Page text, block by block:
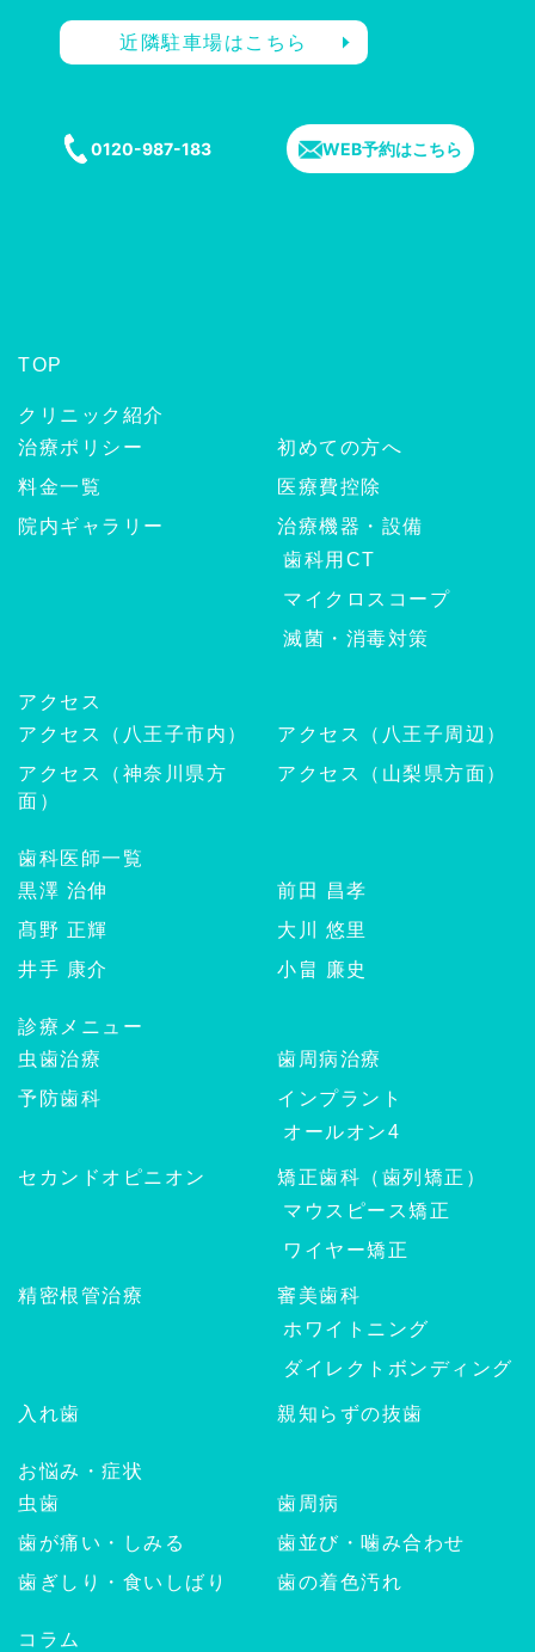
近隣駐車場はこちら
0120-987-183 WEB予約はこちら
TOP
クリニック紹介
治療ポリシー
初めての方へ
料金一覧
医療費控除
院内ギャラリー
治療機器・設備
歯科用CT
マイクロスコープ
滅菌・消毒対策
アクセス
アクセス（八王子市内）
アクセス（八王子周辺）
アクセス（神奈川県方
面）
アクセス（山梨県方面）
歯科医師一覧
黒澤 治伸
前田 昌孝
髙野 正輝
大川 悠里
井手 康介
小畠 廉史
診療メニュー
虫歯治療
歯周病治療
予防歯科
インプラント
オールオン4
セカンドオピニオン
矯正歯科（歯列矯正）
マウスピース矯正
ワイヤー矯正
精密根管治療
審美歯科
ホワイトニング
ダイレクトボンディング
入れ歯 親知らずの抜歯
お悩み・症状
虫歯
歯周病
歯が痛い・しみる
歯並び・噛み合わせ
歯ぎしり・食いしばり
歯の着色汚れ
コラム